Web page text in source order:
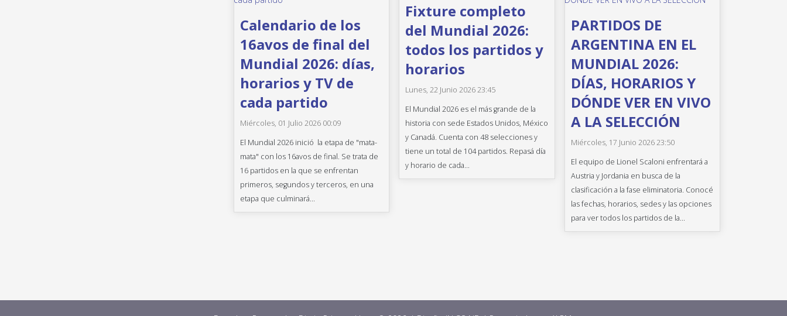
Calendario de los
16avos de final del
Mundial 2026: días,
horarios y TV de
cada partido
Miércoles, 01 Julio 2026 00:09
El Mundial 2026 inició la etapa de "mata-
mata" con los 16avos de final. Se trata de
16 partidos en la que se enfrentan
primeros, segundos y terceros, en una
etapa que culminará...
Fixture completo
del Mundial 2026:
todos los partidos y
horarios
Lunes, 22 Junio 2026 23:45
El Mundial 2026 es el más grande de la
historia con sede Estados Unidos, México
y Canadá. Cuenta con 48 selecciones y
tiene un total de 104 partidos. Repasá día
y horario de cada...
PARTIDOS DE
ARGENTINA EN EL
MUNDIAL 2026:
DÍAS, HORARIOS Y
DÓNDE VER EN VIVO
A LA SELECCIÓN
Miércoles, 17 Junio 2026 23:50
El equipo de Lionel Scaloni enfrentará a
Austria y Jordania en busca de la
clasificación a la fase eliminatoria. Conocé
las fechas, horarios, sedes y las opciones
para ver todos los partidos de la...